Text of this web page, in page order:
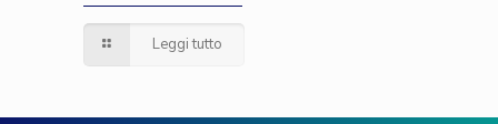
Leggi tutto